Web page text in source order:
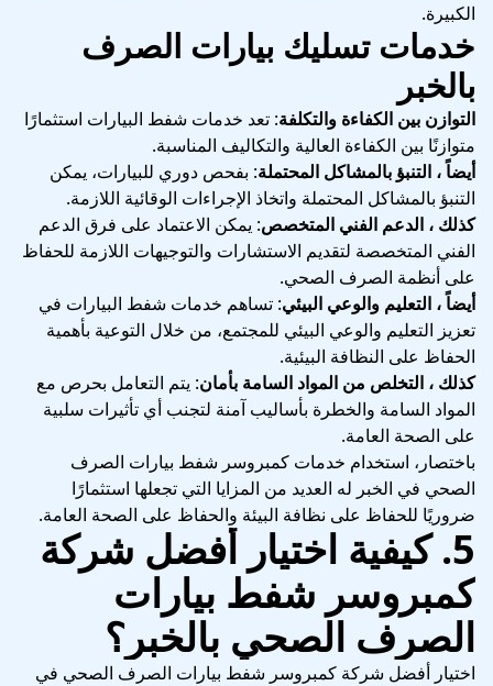
الكبيرة.
خدمات تسليك بيارات الصرف
بالخبر
التوازن بين الكفاءة والتكلفة: تعد خدمات شفط البيارات استثمارًا
متوازنًا بين الكفاءة العالية والتكاليف المناسبة.
أيضاً ، التنبؤ بالمشاكل المحتملة: بفحص دوري للبيارات، يمكن
التنبؤ بالمشاكل المحتملة واتخاذ الإجراءات الوقائية اللازمة.
كذلك ، الدعم الفني المتخصص: يمكن الاعتماد على فرق الدعم
الفني المتخصصة لتقديم الاستشارات والتوجيهات اللازمة للحفاظ
على أنظمة الصرف الصحي.
أيضاً ، التعليم والوعي البيئي: تساهم خدمات شفط البيارات في
تعزيز التعليم والوعي البيئي للمجتمع، من خلال التوعية بأهمية
الحفاظ على النظافة البيئية.
كذلك ، التخلص من المواد السامة بأمان: يتم التعامل بحرص مع
المواد السامة والخطرة بأساليب آمنة لتجنب أي تأثيرات سلبية
على الصحة العامة.
باختصار، استخدام خدمات كمبروسر شفط بيارات الصرف
الصحي في الخبر له العديد من المزايا التي تجعلها استثمارًا
ضروريًا للحفاظ على نظافة البيئة والحفاظ على الصحة العامة.
5. كيفية اختيار أفضل شركة
كمبروسر شفط بيارات
الصرف الصحي بالخبر؟
اختيار أفضل شركة كمبروسر شفط بيارات الصرف الصحي في